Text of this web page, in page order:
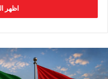
بدت سردية أدبية خيالية
اظهر